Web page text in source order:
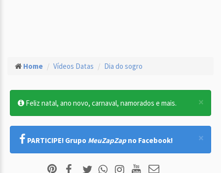
Home Vídeos Datas Dia do sogro
×
Feliz natal, ano novo, carnaval, namorados e mais.
×
PARTICIPE! Grupo MeuZapZap no Facebook!